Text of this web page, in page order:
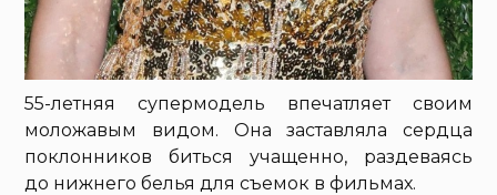
55-летняя супермодель впечатляет своим
моложавым видом. Она заставляла сердца
поклонников биться учащенно, раздеваясь
до нижнего белья для съемок в фильмах.